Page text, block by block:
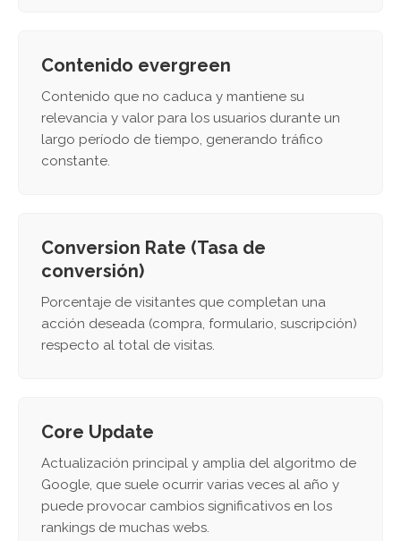
Contenido evergreen
Contenido que no caduca y mantiene su
relevancia y valor para los usuarios durante un
largo período de tiempo, generando tráfico
constante.
Conversion Rate (Tasa de
conversión)
Porcentaje de visitantes que completan una
acción deseada (compra, formulario, suscripción)
respecto al total de visitas.
Core Update
Actualización principal y amplia del algoritmo de
Google, que suele ocurrir varias veces al año y
puede provocar cambios significativos en los
rankings de muchas webs.